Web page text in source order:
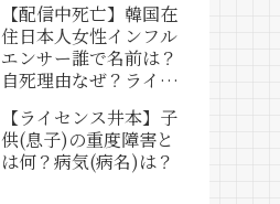
【配信中死亡】韓国在
住日本人女性インフル
エンサー誰で名前は？
自死理由なぜ？ライブ
【ライセンス井本】子
供(息子)の重度障害と
は何？病気(病名)は？